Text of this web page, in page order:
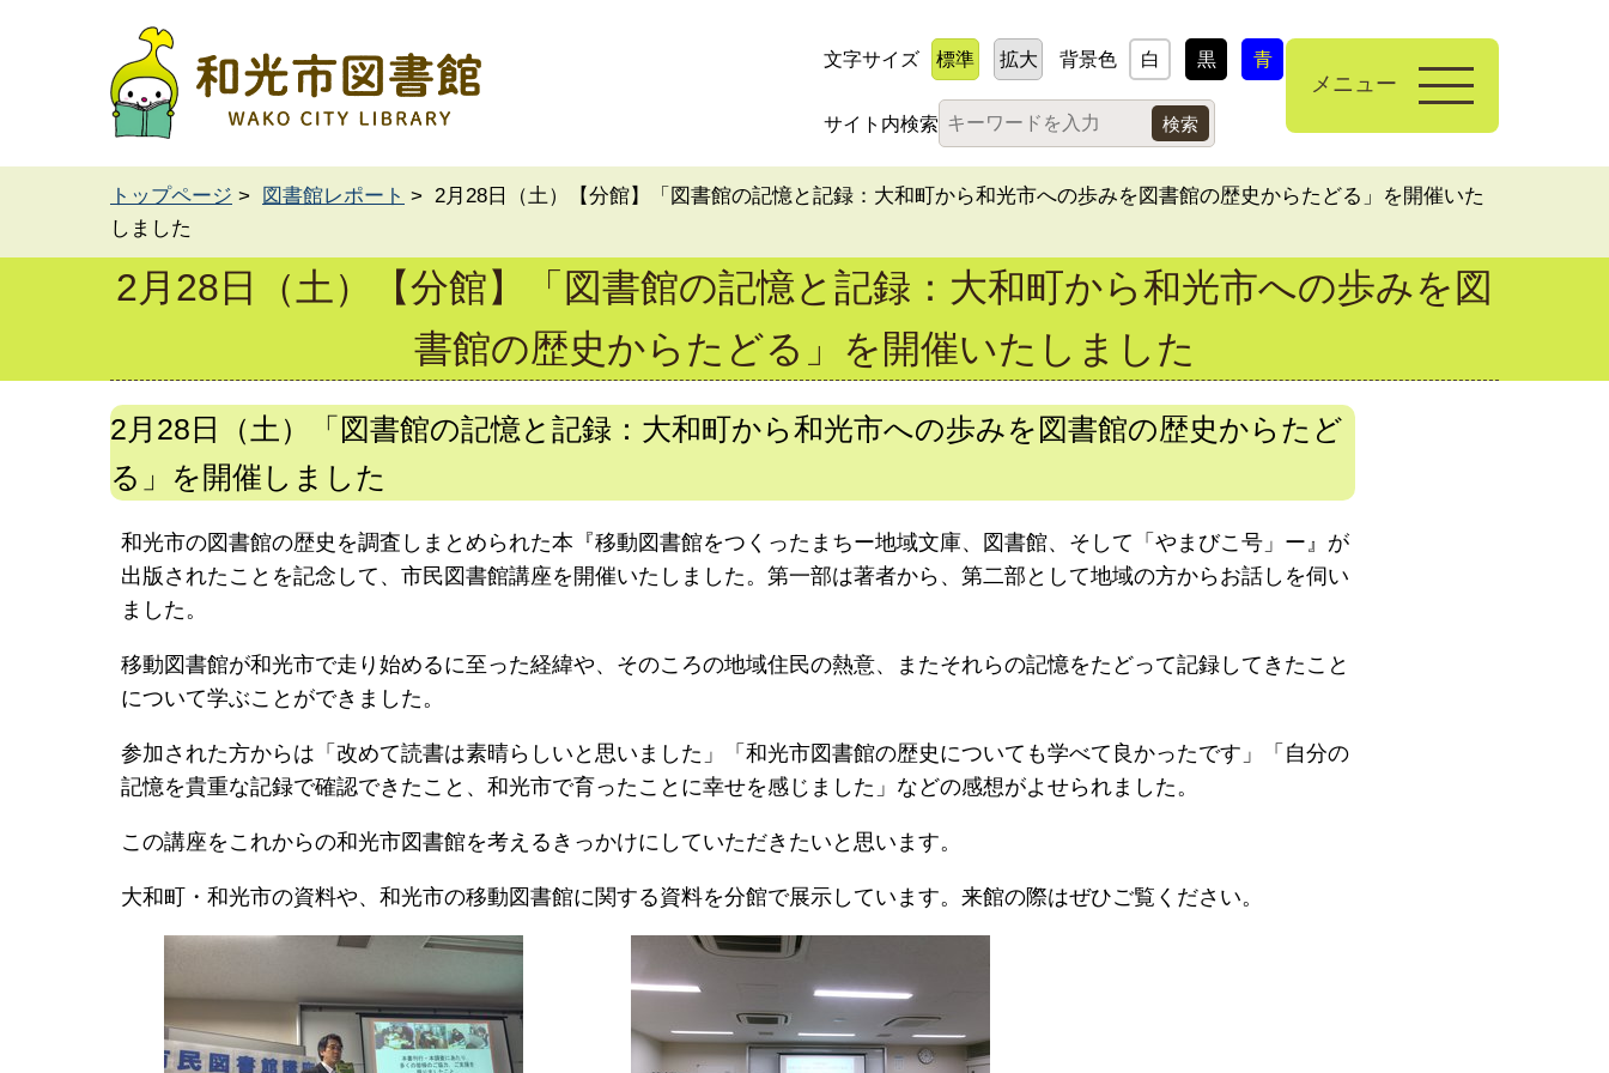
文字サイズ 標準 拡大 背景色 白 黒 青
サイト内検索
メニュー
トップページ > 図書館レポート > 2月28日（土）【分館】「図書館の記憶と記録：大和町から和光市への歩みを図書館の歴史からたどる」を開催いた
しました
2月28日（土）【分館】「図書館の記憶と記録：大和町から和光市への歩みを図
書館の歴史からたどる」を開催いたしました
2月28日（土）「図書館の記憶と記録：大和町から和光市への歩みを図書館の歴史からたど
る」を開催しました
和光市の図書館の歴史を調査しまとめられた本『移動図書館をつくったまちー地域文庫、図書館、そして「やまびこ号」ー』が
出版されたことを記念して、市民図書館講座を開催いたしました。第一部は著者から、第二部として地域の方からお話しを伺 い
ました。
移動図書館が和光市で走り始めるに至った経緯や、そのころの地域住民の熱意、またそれらの記憶をたどって記録してきたこと
について学ぶことができました。
参加された方からは「改めて読書は素晴らしいと思いました」「和光市図書館の歴史についても学べて良かったです」「自分の
記憶を貴重な記録で確認できたこと、和光市で育ったことに幸せを感じました」などの感想がよせられました。
この講座をこれからの和光市図書館を考えるきっかけにしていただきたいと思います。
大和町・和光市の資料や、和光市の移動図書館に関する資料を分館で展示しています。来館の際はぜひご覧ください。